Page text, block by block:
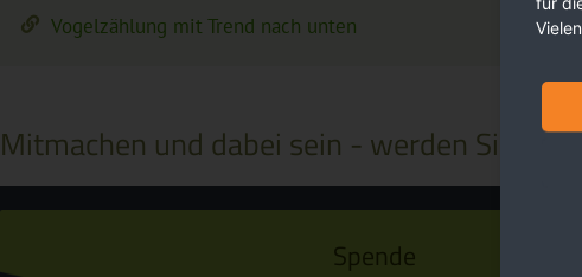
Vogelzählung mit Trend nach unten
Mitmachen und dabei sein - werden Sie
Spende